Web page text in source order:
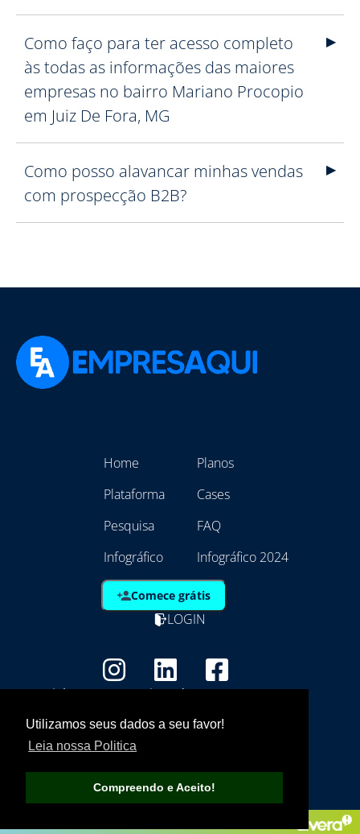
Utilizamos seus dados a seu favor!
Leia nossa Politica
Compreendo e Aceito!
Como faço para ter acesso completo
às todas as informações das maiores
empresas no bairro Mariano Procopio
em Juiz De Fora, MG
Como posso alavancar minhas vendas
com prospecção B2B?
Home
Plataforma
Pesquisa
Infográfico
Planos
Cases
FAQ
Infográfico 2024
Comece grátis
LOGIN
Copyright - Marca Registrada
21.792.257/0001/01